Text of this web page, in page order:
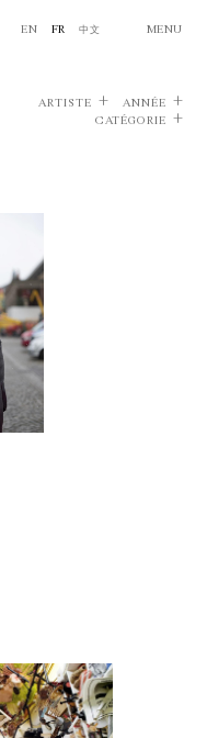
EN FR 中文 MENU
ARTISTE
ANNÉE
CATÉGORIE